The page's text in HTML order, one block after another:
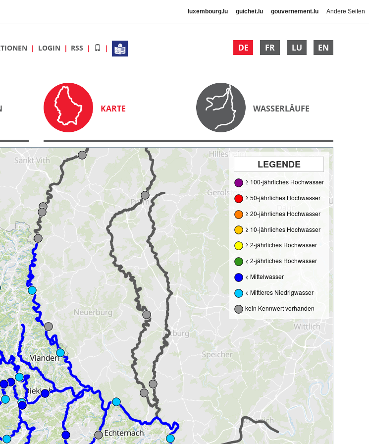
luxembourg.lu guichet.lu gouvernement.lu Andere Seiten
DE FR LU EN
LOGIN RSS
KARTE WASSERLÄUFE
LEGENDE
≥ 100-jährliches Hochwasser
≥ 50-jährliches Hochwasser
≥ 20-jährliches Hochwasser
≥ 10-jährliches Hochwasser
≥ 2-jährliches Hochwasser
< 2-jährliches Hochwasser
< Mittelwasser
< Mittleres Niedrigwasser
kein Kennwert vorhanden